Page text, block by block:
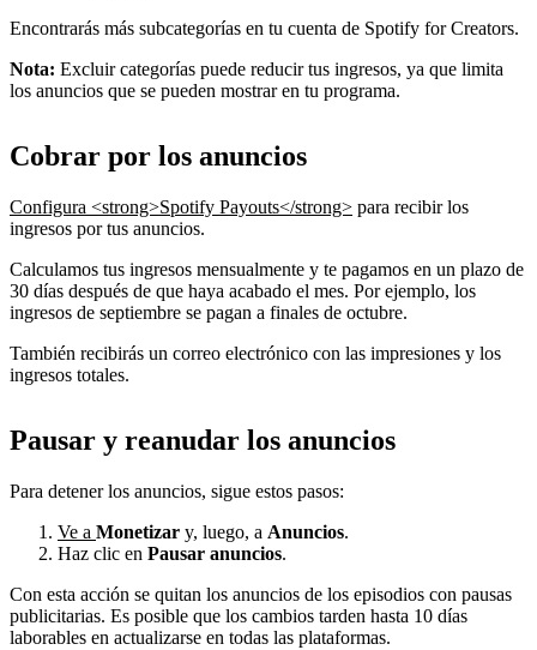
Encontrarás más subcategorías en tu cuenta de Spotify for Creators.
Nota: Excluir categorías puede reducir tus ingresos, ya que limita
los anuncios que se pueden mostrar en tu programa.
Cobrar por los anuncios
Configura <strong>Spotify Payouts</strong> para recibir los
ingresos por tus anuncios.
Calculamos tus ingresos mensualmente y te pagamos en un plazo de
30 días después de que haya acabado el mes. Por ejemplo, los
ingresos de septiembre se pagan a finales de octubre.
También recibirás un correo electrónico con las impresiones y los
ingresos totales.
Pausar y reanudar los anuncios
Para detener los anuncios, sigue estos pasos:
Ve a Monetizar y, luego, a Anuncios.
Haz clic en Pausar anuncios.
Con esta acción se quitan los anuncios de los episodios con pausas
publicitarias. Es posible que los cambios tarden hasta 10 días
laborables en actualizarse en todas las plataformas.